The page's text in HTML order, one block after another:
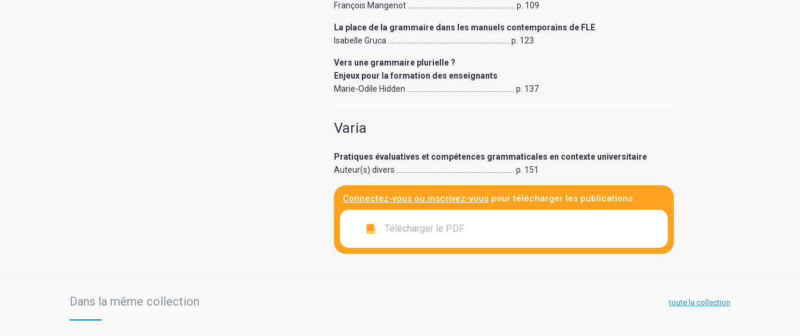
François Mangenot …………………………………………………… p. 109
La place de la grammaire dans les manuels contemporains de FLE
Isabelle Gruca ………………………………………………………….. p. 123
Vers une grammaire plurielle ?
Enjeux pour la formation des enseignants
Marie-Odile Hidden …………………………………………………… p. 137
Varia
Pratiques évaluatives et compétences grammaticales en contexte universitaire
Auteur(s) divers ………………………………………………………… p. 151
Connectez-vous ou inscrivez-vous pour télécharger les publications
Télécharger le PDF
Dans la même collection toute la collection